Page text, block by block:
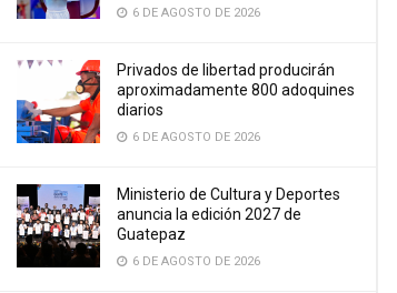
6 DE AGOSTO DE 2026
Privados de libertad producirán
aproximadamente 800 adoquines
diarios
6 DE AGOSTO DE 2026
Ministerio de Cultura y Deportes
anuncia la edición 2027 de
Guatepaz
6 DE AGOSTO DE 2026